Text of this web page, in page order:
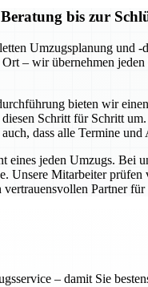
bis zur
Umzugsplanung und
– wir übernehmen
bieten wir
Schritt für Schritt
dass alle Termine
jeden Umzugs.
Unsere Mitarbeiter
Partner
– damit Sie